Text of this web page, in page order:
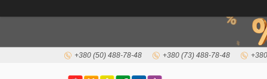
+380 (50) 488-78-48 +380 (73) 488-78-48